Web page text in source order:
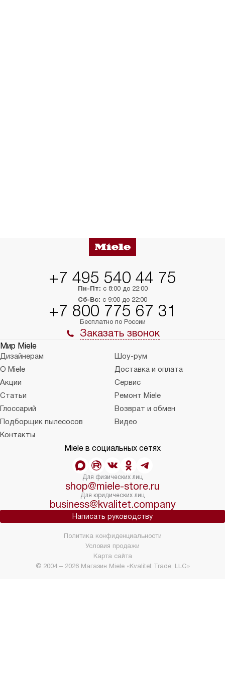
+7 495 540 44 75
Пн-Пт: с 8:00 до 22:00
Сб-Вс: с 9:00 до 22:00
+7 800 775 67 31
Бесплатно по России
Заказать звонок
Мир Miele
Дизайнерам
Шоу-рум
О Miele
Доставка и оплата
Акции
Сервис
Статьи
Ремонт Miele
Глоссарий
Возврат и обмен
Подборщик пылесосов
Видео
Контакты
Miele в социальных сетях
Для физических лиц
shop@miele-store.ru
Для юридических лиц
business@kvalitet.company
Написать руководству
© 2004 – 2026 Магазин Miele «Kvalitet Trade, LLC»
Политика конфиденциальности
Условия продажи
Карта сайта